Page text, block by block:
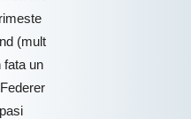
(mult
fata un